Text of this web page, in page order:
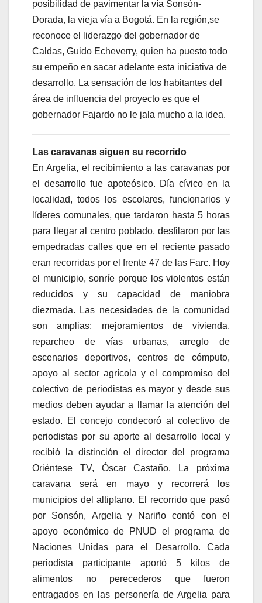
posibilidad de pavimentar la vía Sonsón-
Dorada, la vieja vía a Bogotá. En la región,se
reconoce el liderazgo del gobernador de
Caldas, Guido Echeverry, quien ha puesto todo
su empeño en sacar adelante esta iniciativa de
desarrollo. La sensación de los habitantes del
área de influencia del proyecto es que el
gobernador Fajardo no le jala mucho a la idea.
Las caravanas siguen su recorrido
En Argelia, el recibimiento a las caravanas por
el desarrollo fue apoteósico. Día cívico en la
localidad, todos los escolares, funcionarios y
líderes comunales, que tardaron hasta 5 horas
para llegar al centro poblado, desfilaron por las
empedradas calles que en el reciente pasado
eran recorridas por el frente 47 de las Farc. Hoy
el municipio, sonríe porque los violentos están
reducidos y su capacidad de maniobra
diezmada. Las necesidades de la comunidad
son amplias: mejoramientos de vivienda,
reparcheo de vías urbanas, arreglo de
escenarios deportivos, centros de cómputo,
apoyo al sector agrícola y el compromiso del
colectivo de periodistas es mayor y desde sus
medios deben ayudar a llamar la atención del
estado. El concejo condecoró al colectivo de
periodistas por su aporte al desarrollo local y
recibió la distinción el director del programa
Oriéntese TV, Óscar Castaño. La próxima
caravana será en mayo y recorrerá los
municipios del altiplano. El recorrido que pasó
por Sonsón, Argelia y Nariño contó con el
apoyo económico de PNUD el programa de
Naciones Unidas para el Desarrollo. Cada
periodista participante aportó 5 kilos de
alimentos no perecederos que fueron
entragados en las personería de Argelia para